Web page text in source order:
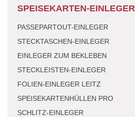
SPEISEKARTEN-EINLEGER
PASSEPARTOUT-EINLEGER
STECKTASCHEN-EINLEGER
EINLEGER ZUM BEKLEBEN
STECKLEISTEN-EINLEGER
FOLIEN-EINLEGER LEITZ
SPEISEKARTENHÜLLEN PRO
SCHLITZ-EINLEGER